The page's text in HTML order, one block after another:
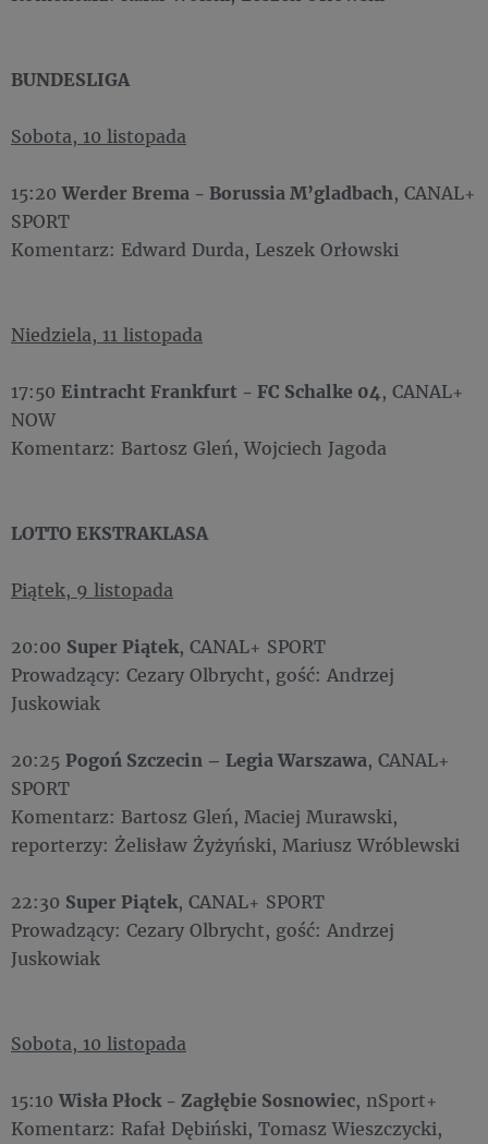
BUNDESLIGA
Sobota, 10 listopada
15:20Werder Brema - Borussia M’gladbach, CANAL+
SPORT
Komentarz: Edward Durda, Leszek Orłowski
Niedziela, 11 listopada
17:50 Eintracht Frankfurt - FC Schalke 04, CANAL+
NOW
Komentarz: Bartosz Gleń, Wojciech Jagoda
LOTTO EKSTRAKLASA
Piątek, 9 listopada
20:00 Super Piątek, CANAL+ SPORT
Prowadzący: Cezary Olbrycht, gość: Andrzej
Juskowiak
20:25 Pogoń Szczecin – Legia Warszawa, CANAL+
SPORT
Komentarz: Bartosz Gleń, Maciej Murawski,
reporterzy: Żelisław Żyżyński, Mariusz Wróblewski
22:30 Super Piątek, CANAL+ SPORT
Prowadzący: Cezary Olbrycht, gość: Andrzej
Juskowiak
Sobota, 10 listopada
15:10Wisła Płock - Zagłębie Sosnowiec, nSport+
Komentarz: Rafał Dębiński, Tomasz Wieszczycki,